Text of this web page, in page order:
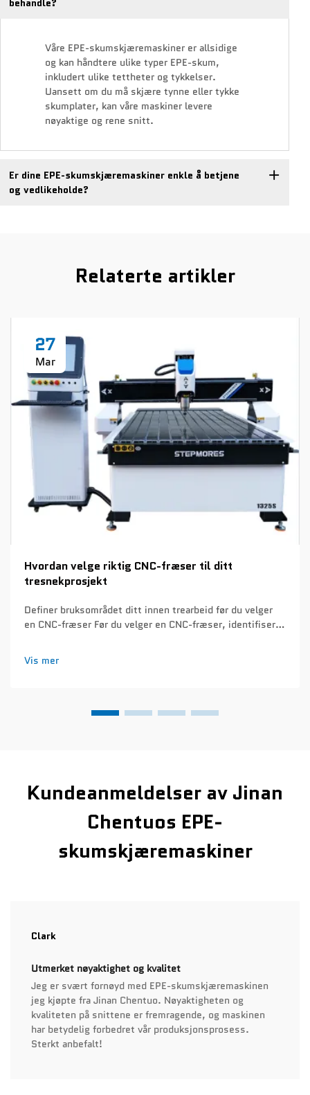
Våre EPE-skumskjæremaskiner er allsidige
og kan håndtere ulike typer EPE-skum,
inkludert ulike tettheter og tykkelser.
Uansett om du må skjære tynne eller tykke
skumplater, kan våre maskiner levere
nøyaktige og rene snitt.
Er dine EPE-skumskjæremaskiner enkle å betjene
og vedlikeholde?
Relaterte artikler
27
Mar
Hvordan velge riktig CNC-fræser til ditt
tresnekprosjekt
Definer bruksområdet ditt innen trearbeid før du velger
en CNC-fræser Før du velger en CNC-fræser, identifiser
trinnet forhindrer overbetaling for unødvendige
funksjoner eller for lite investering i viktige funksjoner...
Vis mer
Kundeanmeldelser av Jinan
Chentuos EPE-
skumskjæremaskiner
Clark
Utmerket nøyaktighet og kvalitet
Jeg er svært fornøyd med EPE-skumskjæremaskinen
jeg kjøpte fra Jinan Chentuo. Nøyaktigheten og
kvaliteten på snittene er fremragende, og maskinen
har betydelig forbedret vår produksjonsprosess.
Sterkt anbefalt!